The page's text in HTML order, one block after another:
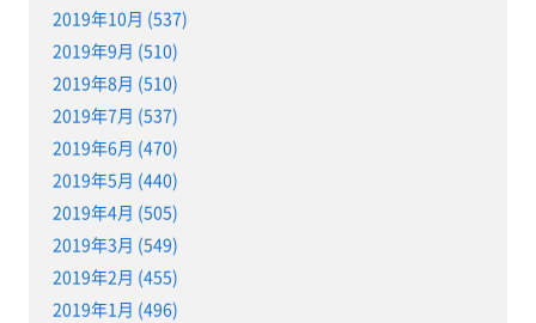
2019年10月 (537)
2019年9月 (510)
2019年8月 (510)
2019年7月 (537)
2019年6月 (470)
2019年5月 (440)
2019年4月 (505)
2019年3月 (549)
2019年2月 (455)
2019年1月 (496)